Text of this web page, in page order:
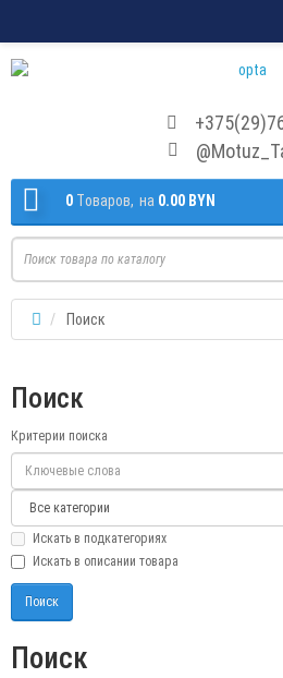
0 Tоваров, на 0.00 BYN
Поиск
Поиск
Критерии поиска
Искать в подкатегориях
Искать в описании товара
Поиск